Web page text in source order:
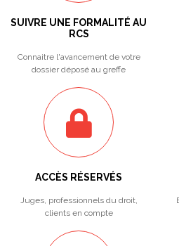
SUIVRE UNE FORMALITÉ AU
RCS
Connaitre l'avancement de votre
dossier déposé au greffe
ACCÈS RÉSERVÉS
Juges, professionnels du droit,
clients en compte